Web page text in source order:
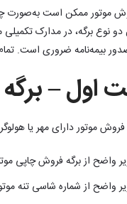
موتور ممکن است به‌صورت
دو نوع برگه، در مدارک
بیمه‌نامه ضروری است. تمام
اول –
فروش موتور دارای مهر یا
واضح از برگه فروش چاپی
واضح از شماره شاسی تنه